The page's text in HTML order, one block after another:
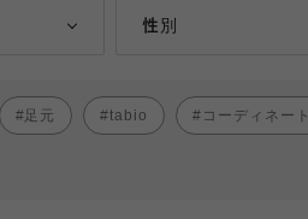
性別
女性
足元 tabio コーディネート